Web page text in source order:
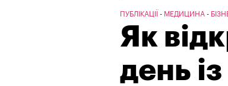
ПУБЛІКАЦІЇ МЕДИЦИНА
Як
день